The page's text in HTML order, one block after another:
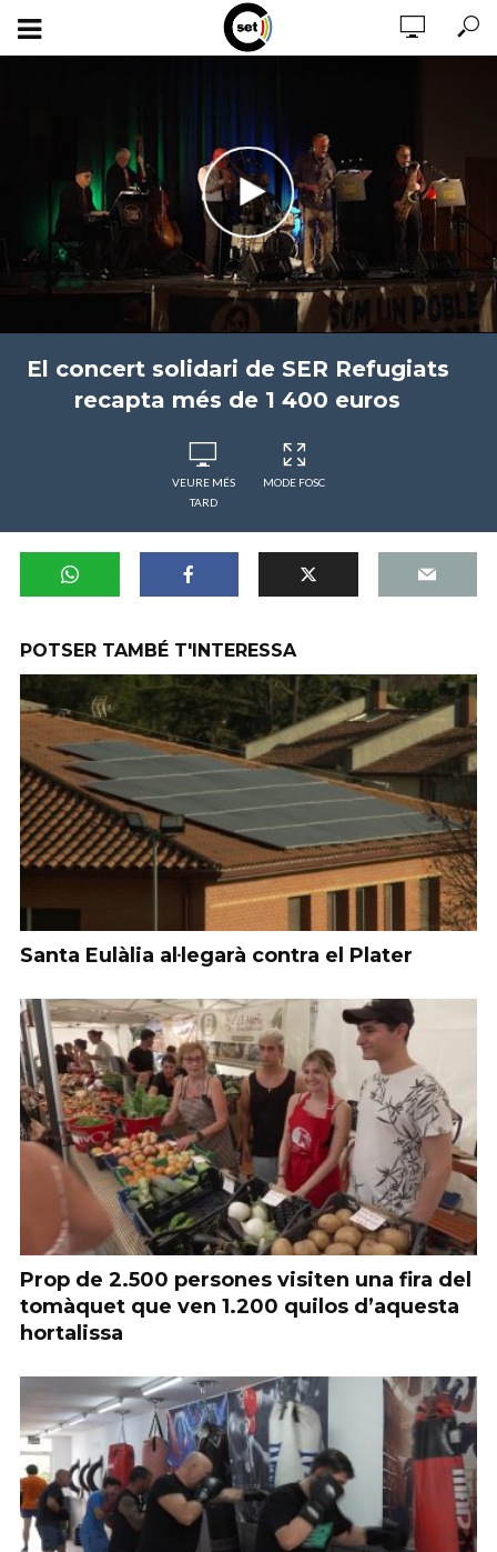
El concert solidari de SER Refugiats
recapta més de 1 400 euros
VEURE MÉS
TARD
MODE FOSC
POTSER TAMBÉ T'INTERESSA
Santa Eulàlia al·legarà contra el Plater
Prop de 2.500 persones visiten una fira del
tomàquet que ven 1.200 quilos d’aquesta
hortalissa